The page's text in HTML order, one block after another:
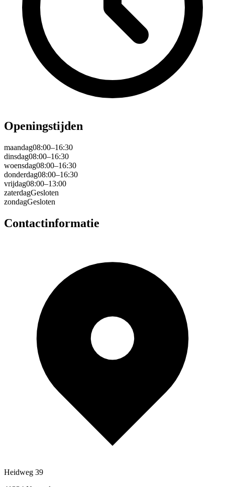
Openingstijden
maandag08:00–16:30
dinsdag08:00–16:30
woensdag08:00–16:30
donderdag08:00–16:30
vrijdag08:00–13:00
zaterdagGesloten
zondagGesloten
Contactinformatie
Heidweg 39